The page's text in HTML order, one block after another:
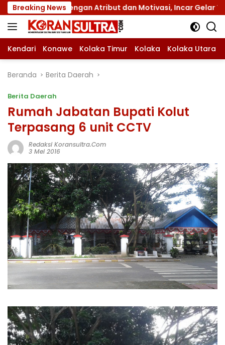
Langsung
ke
konten
Breaking News
dengan Atribut dan Motivasi, Incar Gelar Terbaik di
Kendari Konawe Kolaka Timur Kolaka Kolaka Utara
Beranda Berita Daerah
Berita Daerah
Rumah Jabatan Bupati Kolut
Terpasang 6 unit CCTV
Redaksi Koransultra.com
3 Mei 2016